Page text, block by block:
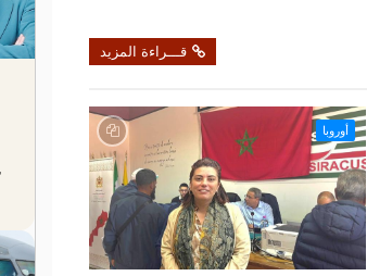
قـــراءة المزيد
أوروبا